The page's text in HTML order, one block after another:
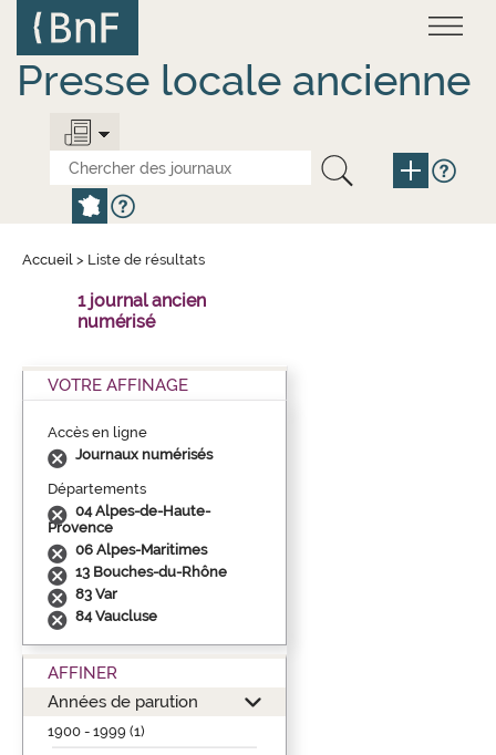
contenu
principal
Presse locale ancienne
Accueil > Liste de résultats
1 journal ancien
numérisé
VOTRE AFFINAGE
Accès en ligne
Journaux numérisés
Départements
04 Alpes-de-Haute-
Provence
06 Alpes-Maritimes
13 Bouches-du-Rhône
83 Var
84 Vaucluse
AFFINER
Années de parution
1900 - 1999 (1)
Panneau de gestion des cookies